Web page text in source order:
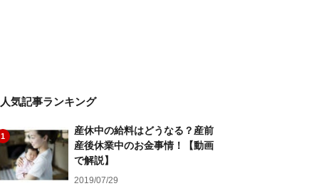
人気記事ランキング
1
産休中の給料はどうなる？産前
産後休業中のお金事情！【動画
で解説】
2019/07/29